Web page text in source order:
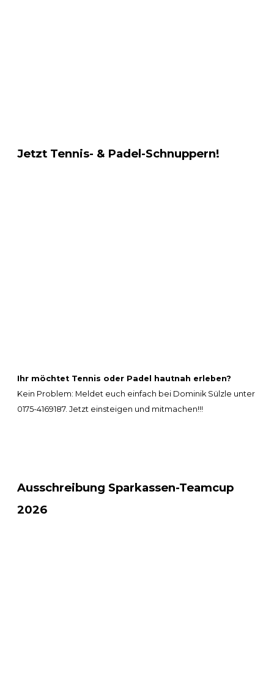
Jetzt Tennis- & Padel-Schnuppern!
Ihr möchtet Tennis oder Padel hautnah erleben?
Kein Problem: Meldet euch einfach bei Dominik Sülzle unter
0175-4169187. Jetzt einsteigen und mitmachen!!!
Ausschreibung Sparkassen-Teamcup
2026